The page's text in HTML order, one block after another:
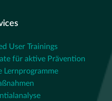
User Trainings
für aktive Prävention
Lernprogramme